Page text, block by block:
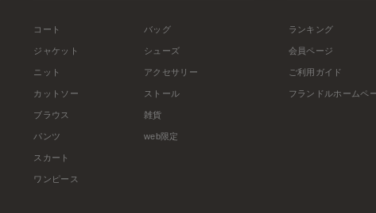
コート
ジャケット
ニット
カットソー
ブラウス
パンツ
スカート
ワンピース
バッグ
シューズ
アクセサリー
ストール
雑貨
web限定
ランキング
会員ページ
ご利用ガイド
フランドルホームペ